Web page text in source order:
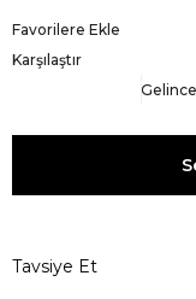
Favorilere Ekle
Karşılaştır
Tavsiye Et